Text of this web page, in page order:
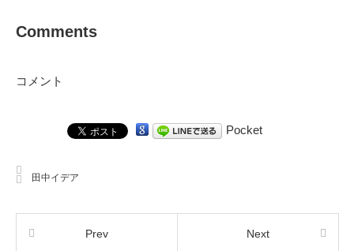
Comments
コメント
Pocket
田中イデア
Prev Next